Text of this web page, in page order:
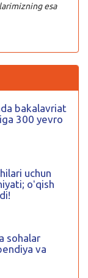
esa
bakalavriat
300 yevro
uchun
oʻqish
sohalar
va